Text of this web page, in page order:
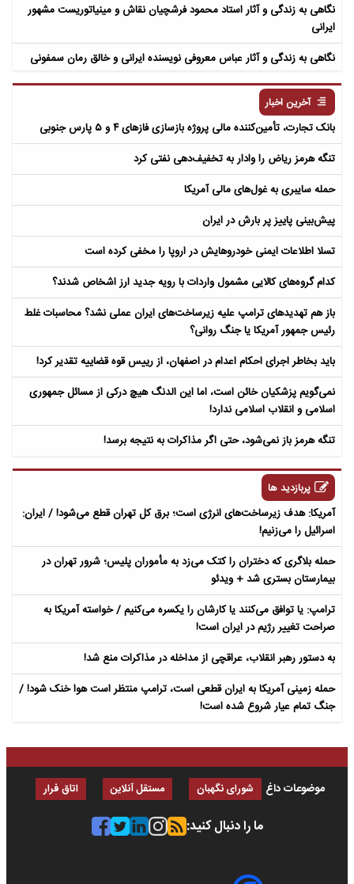
نگاهی به زندگی و آثار استاد محمود فرشچیان نقاش و مینیاتوریست مشهور
ایرانی
نگاهی به زندگی و آثار عباس معروفی نویسنده ایرانی و خالق رمان سمفونی
آخرین اخبار
بانک تجارت، تأمین‌کننده مالی پروژه بازسازی فازهای ۴ و ۵ پارس جنوبی
تنگه هرمز ریاض را وادار به تخفیف‌دهی نفتی کرد
حمله سایبری به غول‌های مالی آمریکا
پیش‌بینی پاییز پر بارش در ایران
تسلا اطلاعات ایمنی خودروهایش در اروپا را مخفی کرده است
کدام گروه‌های کالایی مشمول واردات با رویه جدید ارز اشخاص شدند؟
باز هم تهدیدهای ترامپ علیه زیرساخت‌های ایران عملی نشد؟ محاسبات غلط
رئیس جمهور آمریکا یا جنگ روانی؟
باید بخاطر اجرای احکام اعدام در اصفهان، از رییس قوه قضاییه تقدیر کرد!
نمی‌گویم پزشکیان خائن است، اما این الدنگ هیچ درکی از مسائل جمهوری
اسلامی و انقلاب اسلامی ندارد!
تنگه هرمز باز نمی‌شود، حتی اگر مذاکرات به نتیجه برسد!
پربازدید ها
آمریکا: هدف زیرساخت‌های انرژی است؛ برق کل تهران قطع می‌شود! / ایران:
اسرائیل را می‌زنیم!
حمله بلاگری که دختران را کتک می‌زد به مأموران پلیس؛ شرور تهران در
بیمارستان بستری شد + ویدئو
ترامپ: یا توافق می‌کنند یا کارشان را یکسره می‌کنیم / خواسته آمریکا به
صراحت تغییر رژیم در ایران است!
به دستور رهبر انقلاب، عراقچی از مداخله در مذاکرات منع شد!
حمله زمینی آمریکا به ایران قطعی است، ترامپ منتظر است هوا خنک شود! /
جنگ تمام عیار شروع شده است!
موضوعات داغ شورای نگهبان مستقل آنلاین اتاق فرار
ما را دنبال کنید: